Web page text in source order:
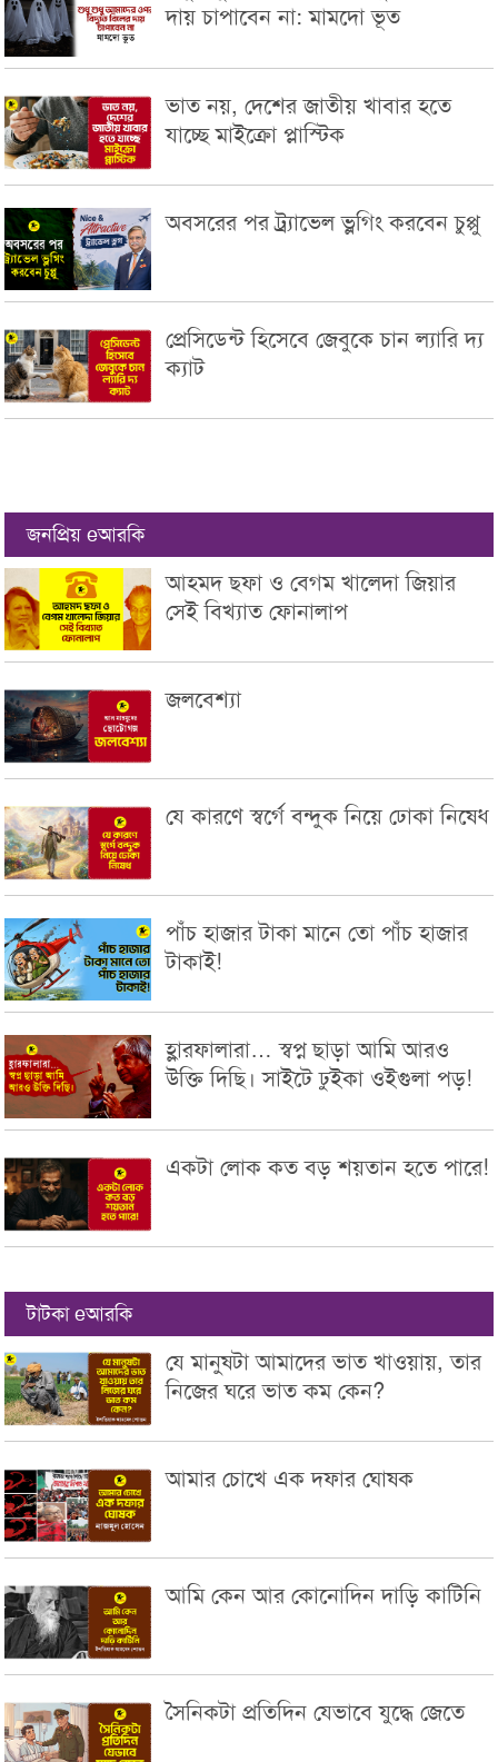
দায় চাপাবেন না: মামদো ভূত
ভাত নয়, দেশের জাতীয় খাবার হতে
যাচ্ছে মাইক্রো প্লাস্টিক
অবসরের পর ট্র্যাভেল ভ্লগিং করবেন চুপ্পু
প্রেসিডেন্ট হিসেবে জেবুকে চান ল্যারি দ্য
ক্যাট
জনপ্রিয় eআরকি
আহমদ ছফা ও বেগম খালেদা জিয়ার
সেই বিখ্যাত ফোনালাপ
জলবেশ্যা
যে কারণে স্বর্গে বন্দুক নিয়ে ঢোকা নিষেধ
পাঁচ হাজার টাকা মানে তো পাঁচ হাজার
টাকাই!
হ্লারফালারা… স্বপ্ন ছাড়া আমি আরও
উক্তি দিছি। সাইটে ঢুইকা ওইগুলা পড়!
একটা লোক কত বড় শয়তান হতে পারে!
টাটকা eআরকি
যে মানুষটা আমাদের ভাত খাওয়ায়, তার
নিজের ঘরে ভাত কম কেন?
আমার চোখে এক দফার ঘোষক
আমি কেন আর কোনোদিন দাড়ি কাটিনি
সৈনিকটা প্রতিদিন যেভাবে যুদ্ধে জেতে